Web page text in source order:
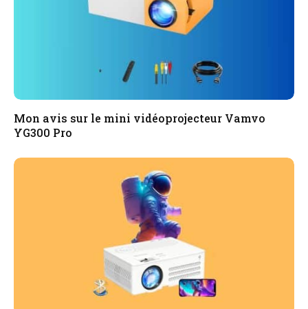
Mon avis sur le mini vidéoprojecteur Vamvo
YG300 Pro